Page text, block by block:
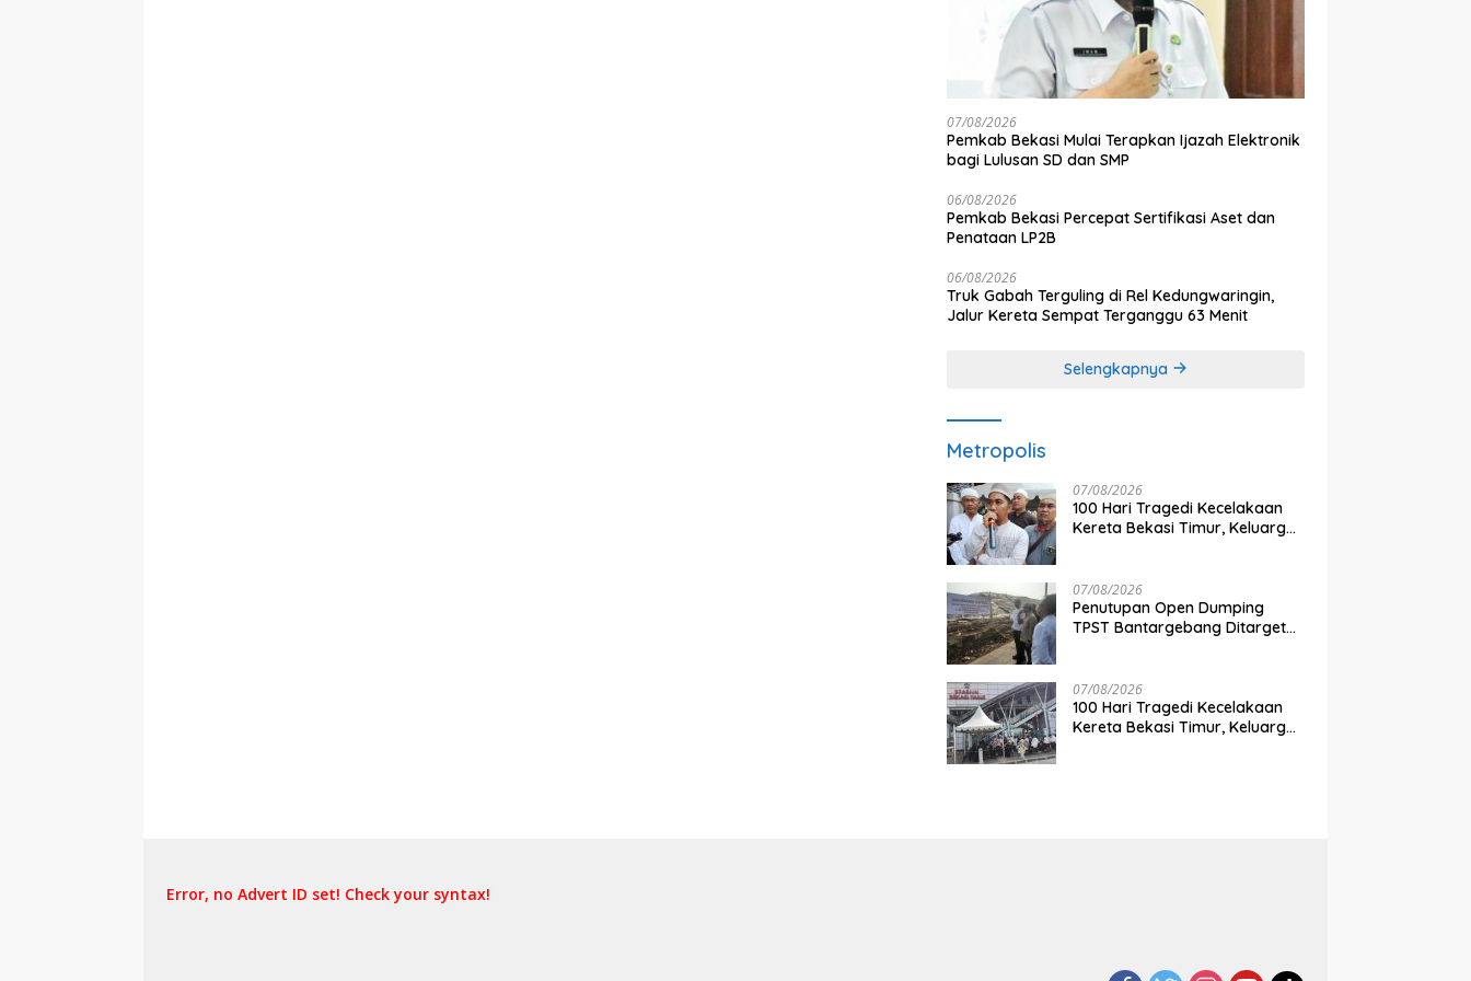
07/08/2026
Pemkab Bekasi Mulai Terapkan Ijazah Elektronik
bagi Lulusan SD dan SMP
06/08/2026
Pemkab Bekasi Percepat Sertifikasi Aset dan
Penataan LP2B
06/08/2026
Truk Gabah Terguling di Rel Kedungwaringin,
Jalur Kereta Sempat Terganggu 63 Menit
Selengkapnya
Metropolis
07/08/2026
100 Hari Tragedi Kecelakaan
Kereta Bekasi Timur, Keluarga
07/08/2026
Penutupan Open Dumping
TPST Bantargebang Ditarget
07/08/2026
100 Hari Tragedi Kecelakaan
Kereta Bekasi Timur, Keluarga
Error, no Advert ID set! Check your syntax!